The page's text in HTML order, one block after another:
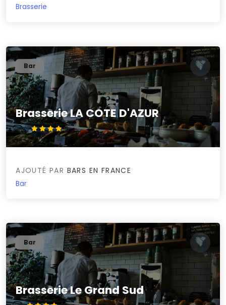
Brasserie
Brasserie LA COTE D'AZUR
4.4/5
Bar
AJOUTÉ PAR BARS EN FRANCE
Bar
Brasserie Le Grand Sud
Bar